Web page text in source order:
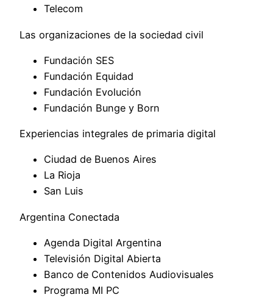
Telecom
Las organizaciones de la sociedad civil
Fundación SES
Fundación Equidad
Fundación Evolución
Fundación Bunge y Born
Experiencias integrales de primaria digital
Ciudad de Buenos Aires
La Rioja
San Luis
Argentina Conectada
Agenda Digital Argentina
Televisión Digital Abierta
Banco de Contenidos Audiovisuales
Programa MI PC